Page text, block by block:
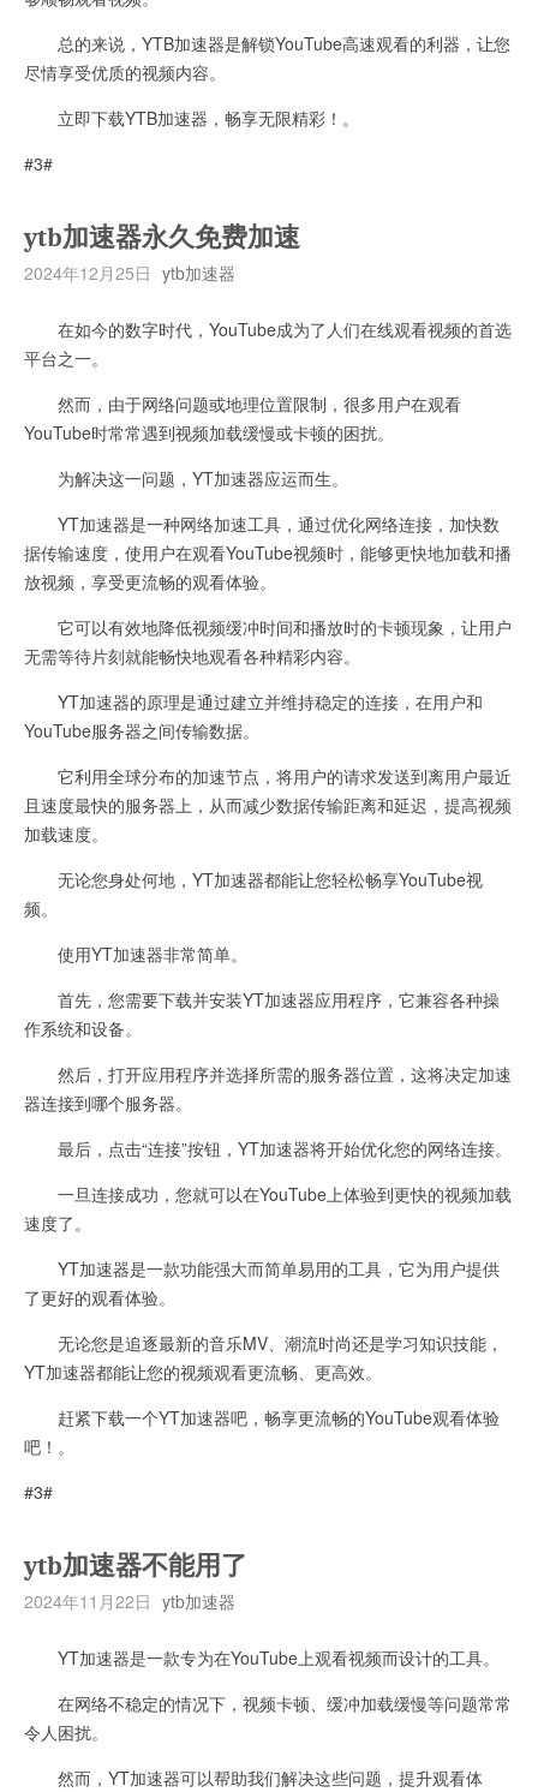
总的来说，YTB加速器是解锁YouTube高速观看的利器，让您
尽情享受优质的视频内容。
立即下载YTB加速器，畅享无限精彩！。
#3#
ytb加速器永久免费加速
2024年12月25日 ytb加速器
在如今的数字时代，YouTube成为了人们在线观看视频的首选
平台之一。
然而，由于网络问题或地理位置限制，很多用户在观看
YouTube时常常遇到视频加载缓慢或卡顿的困扰。
为解决这一问题，YT加速器应运而生。
YT加速器是一种网络加速工具，通过优化网络连接，加快数
据传输速度，使用户在观看YouTube视频时，能够更快地加载和播
放视频，享受更流畅的观看体验。
它可以有效地降低视频缓冲时间和播放时的卡顿现象，让用户
无需等待片刻就能畅快地观看各种精彩内容。
YT加速器的原理是通过建立并维持稳定的连接，在用户和
YouTube服务器之间传输数据。
它利用全球分布的加速节点，将用户的请求发送到离用户最近
且速度最快的服务器上，从而减少数据传输距离和延迟，提高视频
加载速度。
无论您身处何地，YT加速器都能让您轻松畅享YouTube视
频。
使用YT加速器非常简单。
首先，您需要下载并安装YT加速器应用程序，它兼容各种操
作系统和设备。
然后，打开应用程序并选择所需的服务器位置，这将决定加速
器连接到哪个服务器。
最后，点击“连接”按钮，YT加速器将开始优化您的网络连接。
一旦连接成功，您就可以在YouTube上体验到更快的视频加载
速度了。
YT加速器是一款功能强大而简单易用的工具，它为用户提供
了更好的观看体验。
无论您是追逐最新的音乐MV、潮流时尚还是学习知识技能，
YT加速器都能让您的视频观看更流畅、更高效。
赶紧下载一个YT加速器吧，畅享更流畅的YouTube观看体验
吧！。
#3#
ytb加速器不能用了
2024年11月22日 ytb加速器
YT加速器是一款专为在YouTube上观看视频而设计的工具。
在网络不稳定的情况下，视频卡顿、缓冲加载缓慢等问题常常
令人困扰。
然而，YT加速器可以帮助我们解决这些问题，提升观看体